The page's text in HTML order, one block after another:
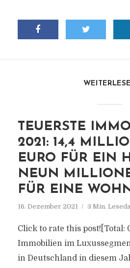
TEUERSTE
2021: 14,4
EURO FÜR EIN
NEUN
FÜR EINE
16. Dezember 2021 3 Min.
Click to rate this post![Total:
Immobilien im
in Deutschland in diesem